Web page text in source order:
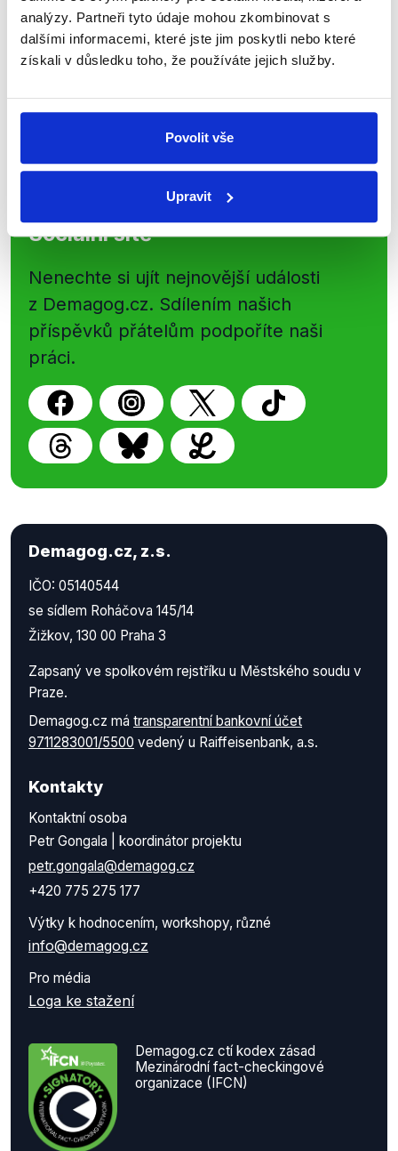
analýzy. Partneři tyto údaje mohou zkombinovat s
dalšími informacemi, které jste jim poskytli nebo které
získali v důsledku toho, že používáte jejich služby.
Povolit vše
Upravit
shrnutí nejzajímavějších článků a analýz.
Začněte nás odebírat, a mějte tak
přehled o tom, jaké dezinformace a
WhatsApp
Sociální sítě
Nenechte si ujít nejnovější události
z Demagog.cz. Sdílením našich
příspěvků přátelům podpoříte naši
práci.
Demagog.cz, z.s.
IČO: 05140544
se sídlem Roháčova 145/14
Žižkov, 130 00 Praha 3
Zapsaný ve spolkovém rejstříku u Městského soudu v
Praze.
Demagog.cz má transparentní bankovní účet
9711283001/5500 vedený u Raiffeisenbank, a.s.
Kontakty
Kontaktní osoba
Petr Gongala | koordinátor projektu
petr.gongala@demagog.cz
+420 775 275 177
Výtky k hodnocením, workshopy, různé
info@demagog.cz
Pro média
Loga ke stažení
Demagog.cz ctí kodex zásad
Mezinárodní fact-checkingové
organizace (IFCN)